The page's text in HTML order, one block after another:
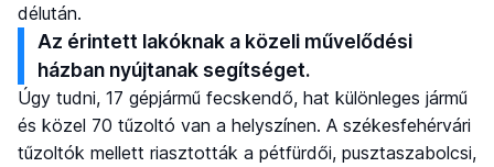
délután.
Az érintett lakóknak a közeli művelődési
házban nyújtanak segítséget.
Úgy tudni, 17 gépjármű fecskendő, hat különleges jármű
és közel 70 tűzoltó van a helyszínen. A székesfehérvári
tűzoltók mellett riasztották a pétfürdői, pusztaszabolcsi,